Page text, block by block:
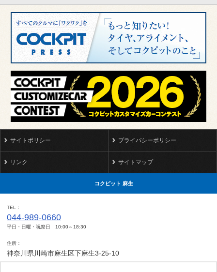
サイトポリシー プライバシーポリシー
リンク サイトマップ
コクピット 麻生
TEL
044-989-0660
平日・日曜・祝祭日 10:00～18:30
住所
神奈川県川崎市麻生区下麻生3-25-10